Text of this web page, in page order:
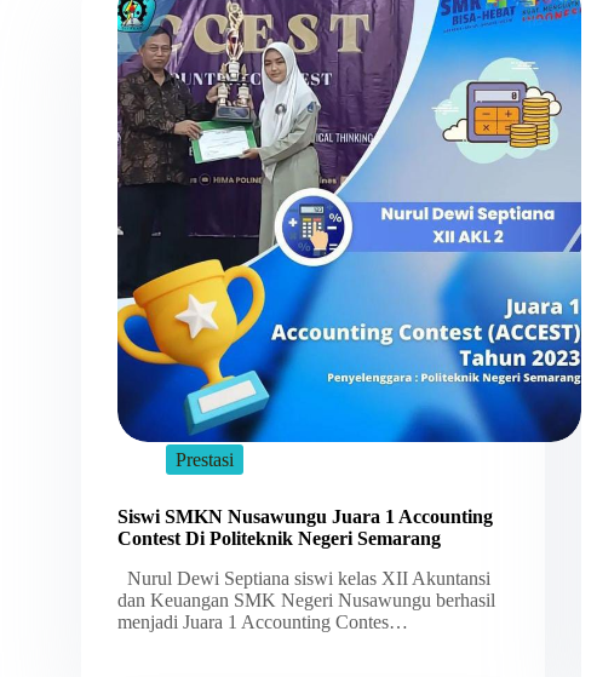
Prestasi
Siswi SMKN Nusawungu Juara 1 Accounting
Contest Di Politeknik Negeri Semarang
Nurul Dewi Septiana siswi kelas XII Akuntansi
dan Keuangan SMK Negeri Nusawungu berhasil
menjadi Juara 1 Accounting Contes…